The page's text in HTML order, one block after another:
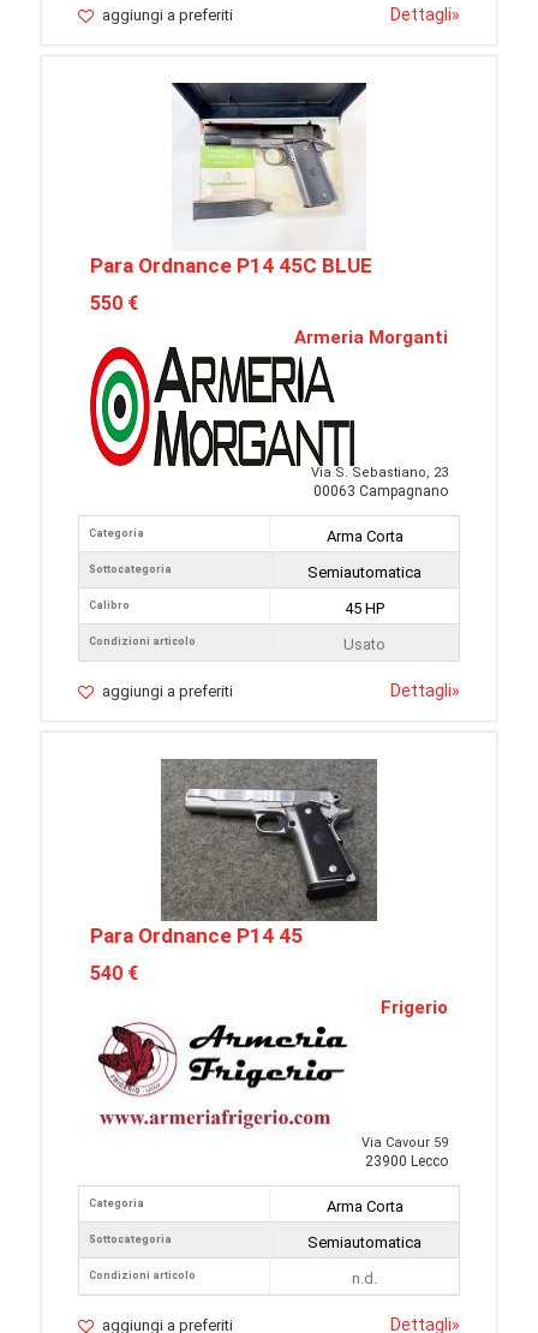
aggiungi a preferiti Dettagli»
Para Ordnance P14 45C BLUE
550 €
Armeria Morganti
Via S. Sebastiano, 23
00063 Campagnano
Categoria
Sottocategoria
Calibro
Condizioni articolo
Arma Corta
Semiautomatica
45 HP
Usato
aggiungi a preferiti Dettagli»
Para Ordnance P14 45
540 €
Frigerio
Via Cavour 59
23900 Lecco
Categoria
Sottocategoria
Condizioni articolo
Arma Corta
Semiautomatica
n.d.
aggiungi a preferiti Dettagli»